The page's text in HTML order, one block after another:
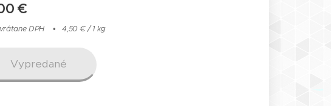
€
DPH 4,50 € / 1 kg
Vypredané